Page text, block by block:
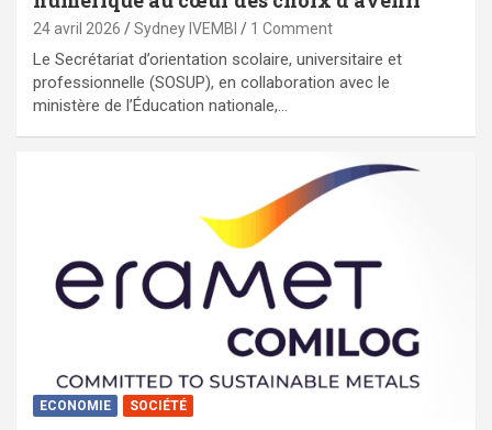
24 avril 2026 Sydney IVEMBI 1 Comment
Le Secrétariat d’orientation scolaire, universitaire et
professionnelle (SOSUP), en collaboration avec le
ministère de l’Éducation nationale,…
ECONOMIE SOCIÉTÉ